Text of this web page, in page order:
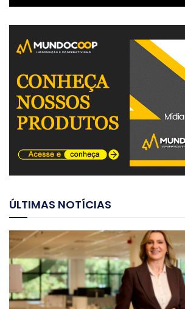
ÚLTIMAS NOTÍCIAS